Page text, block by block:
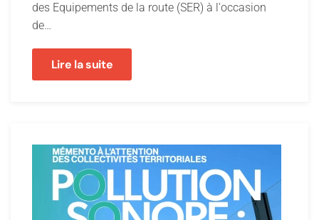
des Equipements de la route (SER) à l'occasion
de…
Lire la suite